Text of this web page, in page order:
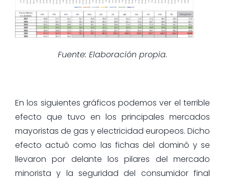
Fuente: Elaboración propia.
En los siguientes gráficos podemos ver el terrible
efecto que tuvo en los principales mercados
mayoristas de gas y electricidad europeos. Dicho
efecto actuó como las fichas del dominó y se
llevaron por delante los pilares del mercado
minorista y la seguridad del consumidor final